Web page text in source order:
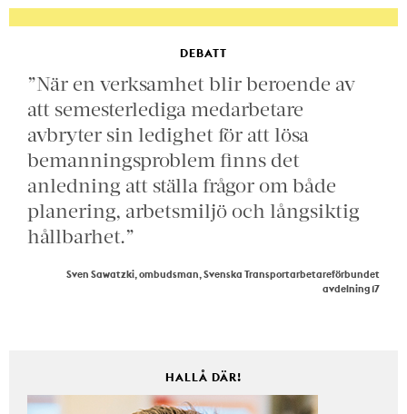
DEBATT
”När en verksamhet blir beroende av
att semesterlediga medarbetare
avbryter sin ledighet för att lösa
bemanningsproblem finns det
anledning att ställa frågor om både
planering, arbetsmiljö och långsiktig
hållbarhet.”
Sven Sawatzki, ombudsman, Svenska Transportarbetareförbundet
avdelning 17
HALLÅ DÄR!